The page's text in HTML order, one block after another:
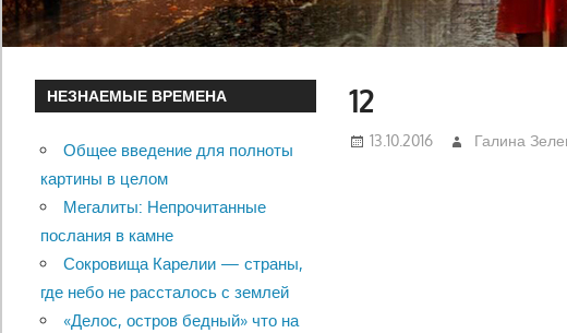
12
13.10.2016 Галина
НЕЗНАЕМЫЕ ВРЕМЕНА
Общее введение для полноты
картины в целом
Мегалиты: Непрочитанные
послания в камне
Сокровища Карелии — страны,
где небо не рассталось с землей
«Делос, остров бедный» что на